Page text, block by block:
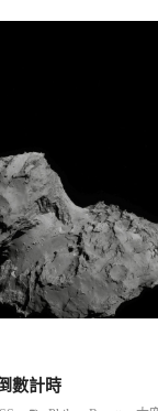
數計時